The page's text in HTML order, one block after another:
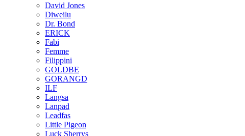
David Jones
Diweilu
Dr. Bond
ERICK
Fabi
Femme
Filippini
GOLDBE
GORANGD
ILF
Langsa
Lanpad
Leadfas
Little Pigeon
Luck Sherrys